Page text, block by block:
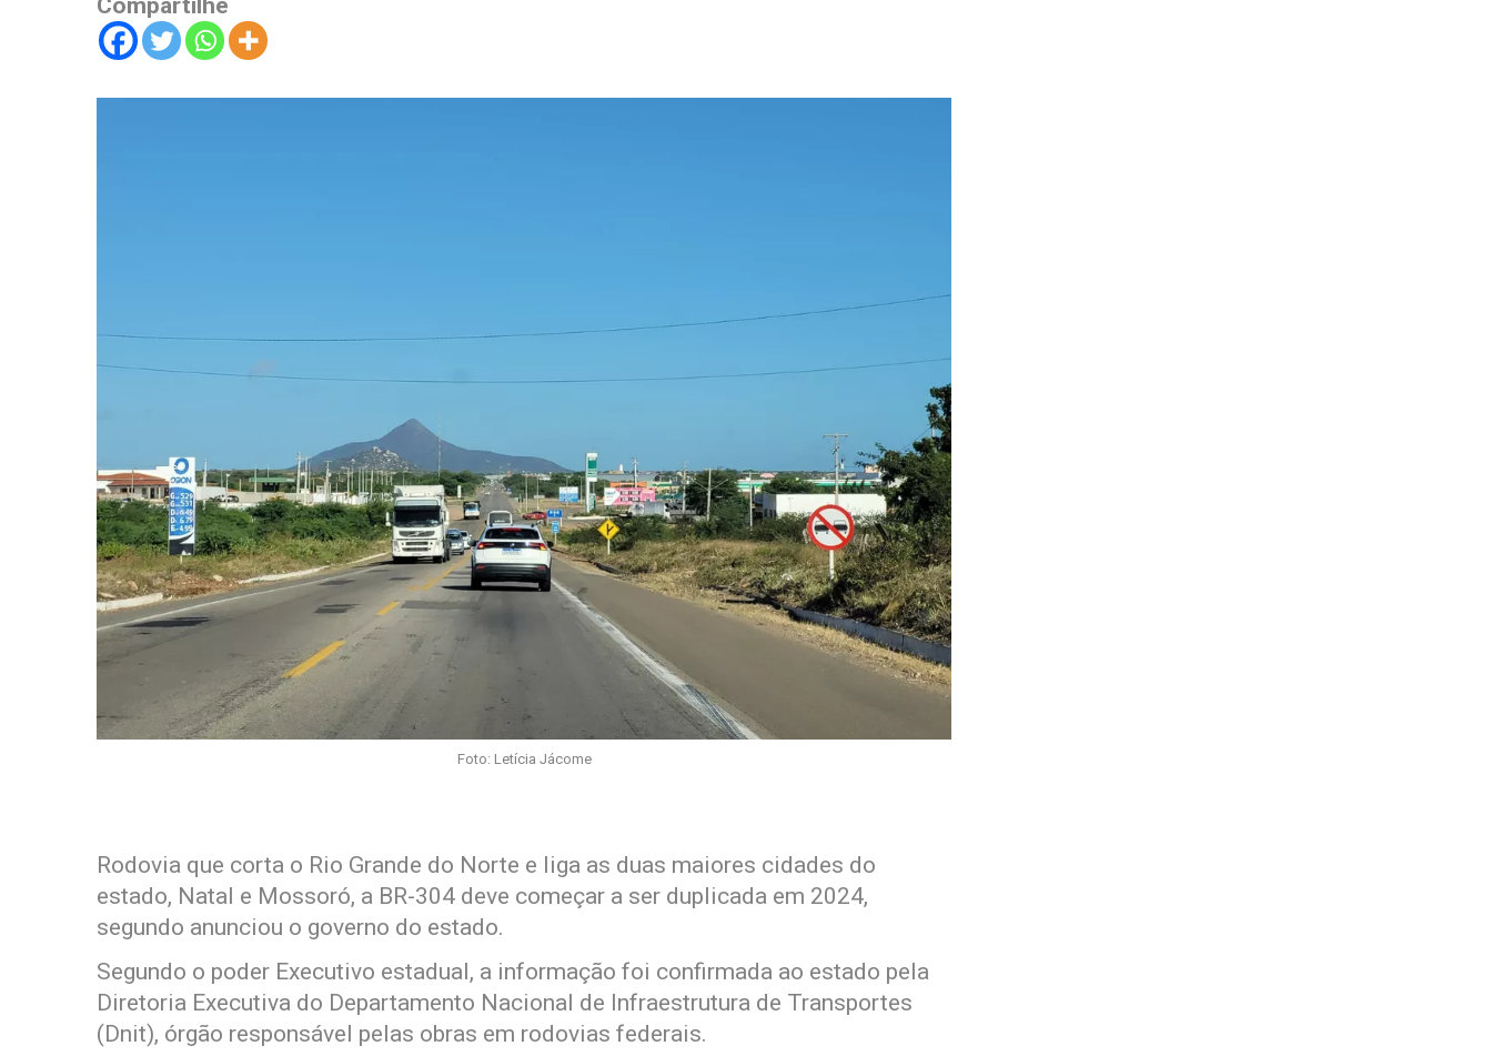
Compartilhe
Foto: Letícia Jácome
Rodovia que corta o Rio Grande do Norte e liga as duas maiores cidades do
estado, Natal e Mossoró, a BR-304 deve começar a ser duplicada em 2024,
segundo anunciou o governo do estado.
Segundo o poder Executivo estadual, a informação foi confirmada ao estado pela
Diretoria Executiva do Departamento Nacional de Infraestrutura de Transportes
(Dnit), órgão responsável pelas obras em rodovias federais.